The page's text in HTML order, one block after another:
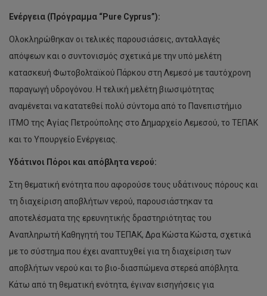
Ενέργεια (Πρόγραμμα “Pure Cyprus”):
Ολοκληρώθηκαν οι τελικές παρουσιάσεις, ανταλλαγές
απόψεων και ο συντονισμός σχετικά με την υπό μελέτη
κατασκευή Φωτοβολταϊκού Πάρκου στη Λεμεσό με ταυτόχρονη
παραγωγή υδρογόνου. Η τελική μελέτη βιωσιμότητας
αναμένεται να κατατεθεί πολύ σύντομα από το Πανεπιστήμιο
ΙΤΜΟ της Αγίας Πετρούπολης στο Δημαρχείο Λεμεσού, το ΤΕΠΑΚ
και το Υπουργείο Ενέργειας.
Υδάτινοι Πόροι και απόβλητα νερού:
Στη θεματική ενότητα που αφορούσε τους υδάτινους πόρους και
τη διαχείριση αποβλήτων νερού, παρουσιάστηκαν τα
αποτελέσματα της ερευνητικής δραστηριότητας του
Αναπληρωτή Καθηγητή του ΤΕΠΑΚ, Δρα Κώστα Κώστα, σχετικά
με το σύστημα που έχει αναπτυχθεί για τη διαχείριση των
αποβλήτων νερού και το βιο-διασπώμενα στερεά απόβλητα.
Κάτω από τη θεματική ενότητα, έγιναν εισηγήσεις για